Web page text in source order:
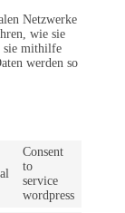
Netzwerke
wie sie
sie mithilfe
werden so
Consent
to
service
wordpress